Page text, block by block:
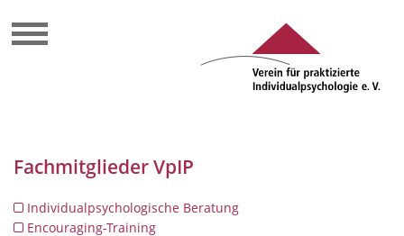
Fachmitglieder VpIP
Individualpsychologische Beratung
Encouraging-Training